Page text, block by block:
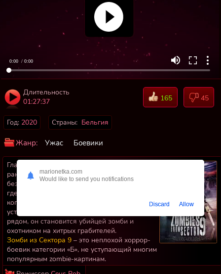
0:00 / 0:00
Длительность
01:27:37
165 45
Год: 2020 Страны: Бельгия
Жанр: Ужас Боевики
Главный герой – Буквокер, считавшийся
раньше всеми вокруг абсолютно потерянным
бездельником, который сейчас живет в мире
где произошла ядерная катастрофа. Теперь,
когда мертвые вернулись к жизни, а
устраивающие грабежи рейдеры гуляют
рядом, он становится убийцей зомби и
охотником на хитрых грабителей.
Зомби из Сектора 9 – это неплохой хоррор-
боевик категории «Б», не уступающий многим
популярным zombie-картинам.
marionetka.com
Would like to send you notifications
Discard Allow